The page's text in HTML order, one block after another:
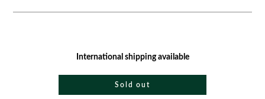
International shipping available
Sold out